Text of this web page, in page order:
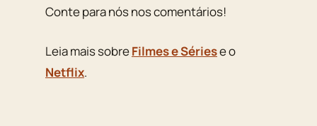
Conte para nós nos comentários!
Leia mais sobreFilmes e Sériese o
Netflix.